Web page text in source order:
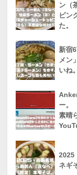
ン（
ピン
た。
新宿
メン
いね。
ー。
素晴
2025
ネギ